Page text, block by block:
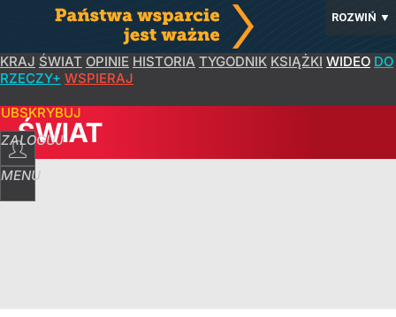
ROZWIŃ ▼
KRAJ ŚWIAT OPINIE HISTORIA TYGODNIK KSIĄŻKI WIDEO DO
RZECZY+ WSPIERAJ
ZALOGUJ
MENU
ŚWIAT